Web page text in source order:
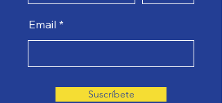
Email
Suscríbete